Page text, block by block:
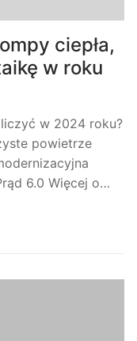
ciepła,
w roku
w 2024 roku?
powietrze
6.0 Więcej o…